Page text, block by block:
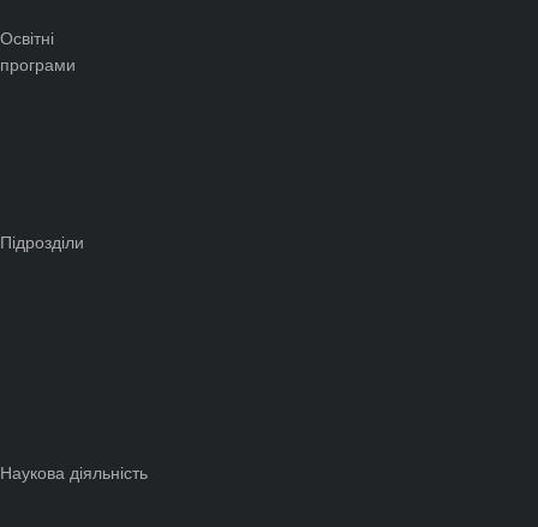
Освітні
програми
Підрозділи
Наукова діяльність